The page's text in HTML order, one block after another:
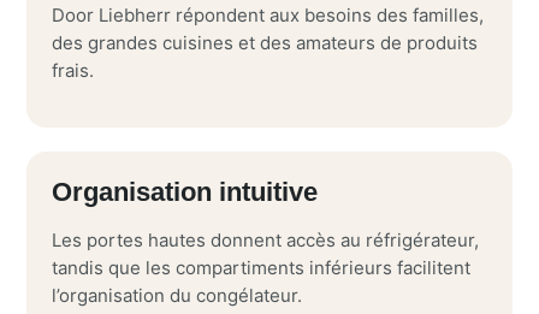
Door Liebherr répondent aux besoins des familles,
des grandes cuisines et des amateurs de produits
frais.
Organisation intuitive
Les portes hautes donnent accès au réfrigérateur,
tandis que les compartiments inférieurs facilitent
l’organisation du congélateur.